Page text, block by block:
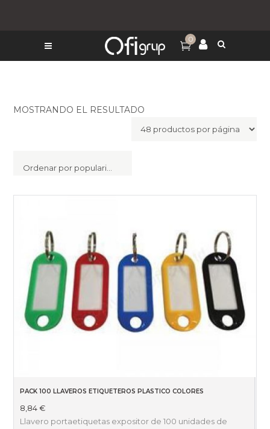
0
MOSTRANDO EL RESULTADO
Ordenar por popularidad
PACK 100 LLAVEROS ETIQUETEROS PLASTICO COLORES
8,84€
Llavero portaetiquetas expositor de 100 unidades de